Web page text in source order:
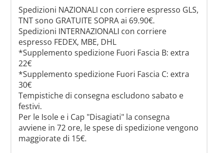
Spedizioni NAZIONALI con corriere espresso GLS,
TNT sono GRATUITE SOPRA ai 69.90€.
Spedizioni INTERNAZIONALI con corriere
espresso FEDEX, MBE, DHL
*Supplemento spedizione Fuori Fascia B: extra
22€
*Supplemento spedizione Fuori Fascia C: extra
30€
Tempistiche di consegna escludono sabato e
festivi.
Per le Isole e i Cap "Disagiati" la consegna
avviene in 72 ore, le spese di spedizione vengono
maggiorate di 15€.